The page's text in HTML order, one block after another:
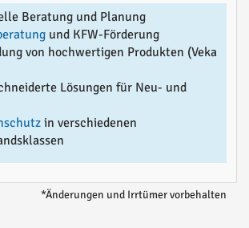
Beratung und Planung
und KFW-Förderung
von hochwertigen Produkten (Veka
Lösungen für Neu- und
in verschiedenen
*Änderungen und Irrtümer vorbehalten